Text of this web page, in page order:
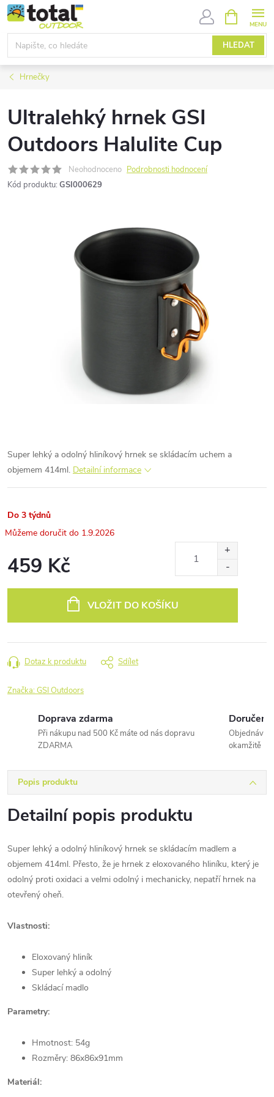
Přejít
na
obsah
HLEDAT
NÁKUPNÍ
KOŠÍK
Hrnečky
Ultralehký hrnek GSI
Outdoors Halulite Cup
Neohodnoceno Podrobnosti hodnocení
Kód produktu: GSI000629
Super lehký a odolný hliníkový hrnek se skládacím uchem a
objemem 414ml. Detailní informace
Do 3 týdnů
1.9.2026
459 Kč
VLOŽIT DO KOŠÍKU
Dotaz k produktu Sdílet
Značka:GSI Outdoors
Doprava zdarma
Při nákupu nad 500 Kč máte od nás dopravu
ZDARMA
Doručení
okamžitě
Popis produktu
Detailní popis produktu
Super lehký a odolný hliníkový hrnek se skládacím madlem a
objemem 414ml. Přesto, že je hrnek z eloxovaného hliníku, který je
odolný proti oxidaci a velmi odolný i mechanicky, nepatří hrnek na
otevřený oheň.
Vlastnosti:
Eloxovaný hliník
Super lehký a odolný
Skládací madlo
Parametry:
Hmotnost: 54g
Rozměry: 86x86x91mm
Materiál: